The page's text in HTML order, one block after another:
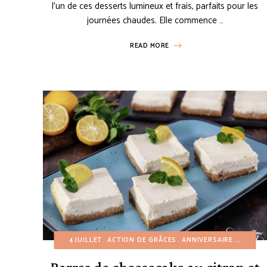
l’un de ces desserts lumineux et frais, parfaits pour les
journées chaudes. Elle commence …
READ MORE
4 JUILLET ACTION DE GRÂCES ANNIVERSAIRE